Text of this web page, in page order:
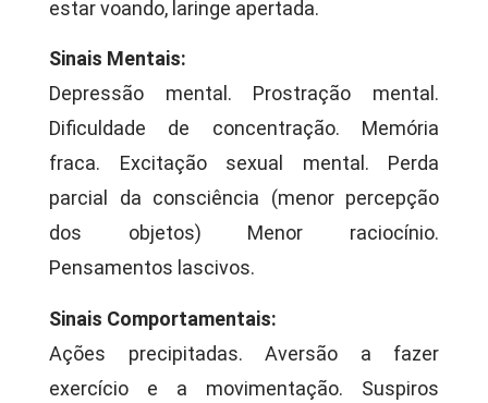
estar voando, laringe apertada.
Sinais Mentais:
Depressão mental. Prostração mental.
Dificuldade de concentração. Memória
fraca. Excitação sexual mental. Perda
parcial da consciência (menor percepção
dos objetos) Menor raciocínio.
Pensamentos lascivos.
Sinais Comportamentais:
Ações precipitadas. Aversão a fazer
exercício e a movimentação. Suspiros